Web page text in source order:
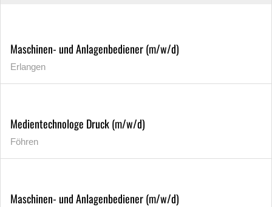
Maschinen- und Anlagenbediener (m/w/d)
Erlangen
Medientechnologe Druck (m/w/d)
Föhren
Maschinen- und Anlagenbediener (m/w/d)